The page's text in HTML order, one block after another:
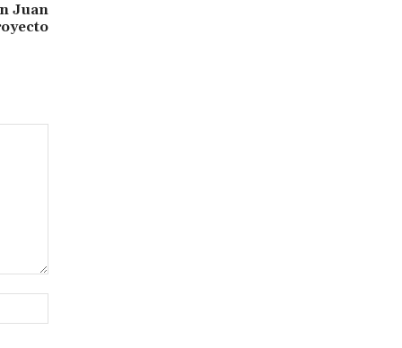
Juan
web: